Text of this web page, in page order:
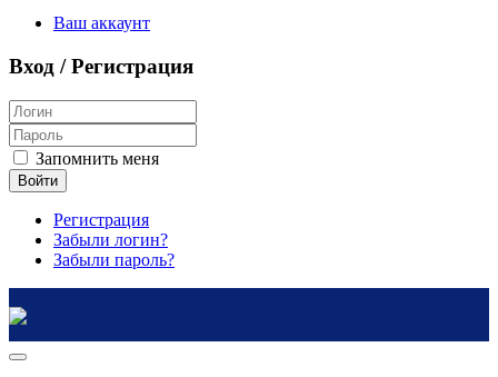
Ваш аккаунт
Вход / Регистрация
Запомнить меня
Войти
Регистрация
Забыли логин?
Забыли пароль?